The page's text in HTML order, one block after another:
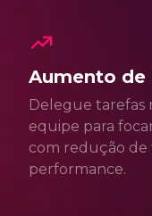
Aumento
Delegue tarefas
equipe para
com redução
performance.